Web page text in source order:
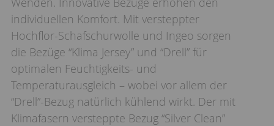
individuellen Komfort. Mit versteppter
Hochflor-Schafschurwolle und Ingeo sorgen
die Bezüge “Klima Jersey” und “Drell” für
optimalen Feuchtigkeits- und
Temperaturausgleich – wobei vor allem der
“Drell”-Bezug natürlich kühlend wirkt. Der mit
Klimafasern versteppte Bezug “Silver Clean”